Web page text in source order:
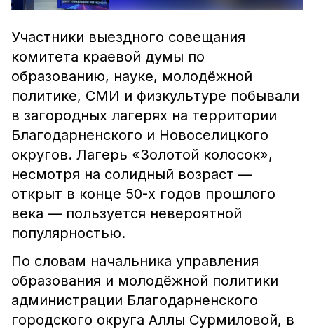
Участники выездного совещания
комитета краевой думы по
образованию, науке, молодёжной
политике, СМИ и физкультуре побывали
в загородных лагерях на территории
Благодарненского и Новоселицкого
округов. Лагерь «Золотой колосок»,
несмотря на солидный возраст —
открыт в конце 50-х годов прошлого
века — пользуется невероятной
популярностью.
По словам начальника управления
образования и молодёжной политики
администрации Благодарненского
городского округа Аллы Сурмиловой, в